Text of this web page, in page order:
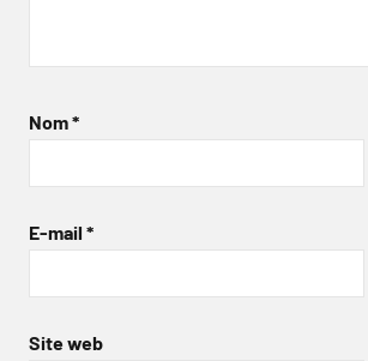
Nom*
E-mail *
Site web